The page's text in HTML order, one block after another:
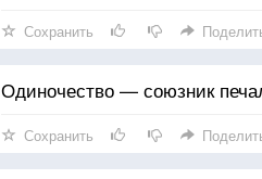
Сохранить
Одиночество — союзник
Сохранить